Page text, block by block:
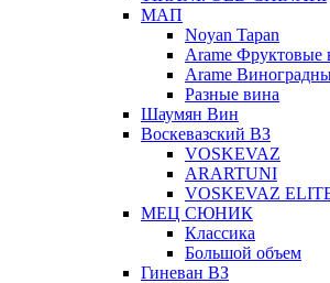
МАП
Noyan Tapan
Arame Фруктовые
Arame
Разные вина
Шаумян Вин
Воскевазский ВЗ
VOSKEVAZ
ARARTUNI
VOSKEVAZ
МЕЦ СЮНИК
Классика
Большой объем
Гиневан ВЗ